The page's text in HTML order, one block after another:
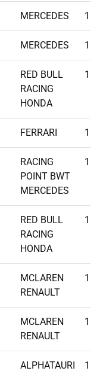
MERCEDES
MERCEDES
RED BULL
RACING
HONDA
FERRARI
RACING
POINT BWT
MERCEDES
RED BULL
RACING
HONDA
MCLAREN
RENAULT
MCLAREN
RENAULT
ALPHATAURI